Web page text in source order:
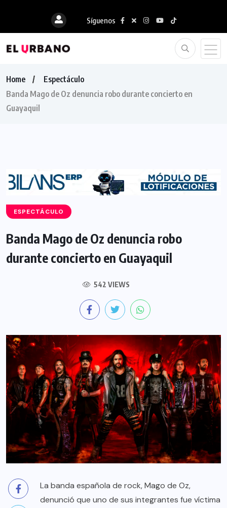
Síguenos
Home
Espectáculo
Banda Mago de Oz denuncia robo durante concierto en
Guayaquil
ESPECTÁCULO
Banda Mago de Oz denuncia robo
durante concierto en Guayaquil
542 VIEWS
La banda española de rock, Mago de Oz,
denunció que uno de sus integrantes fue víctima